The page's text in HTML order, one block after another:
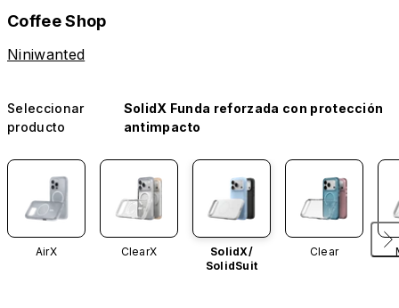
Coffee Shop
Niniwanted
Seleccionar
producto
SolidX Funda reforzada con protección
antimpacto
AirX ClearX
SolidX/
SolidSuit
Clear